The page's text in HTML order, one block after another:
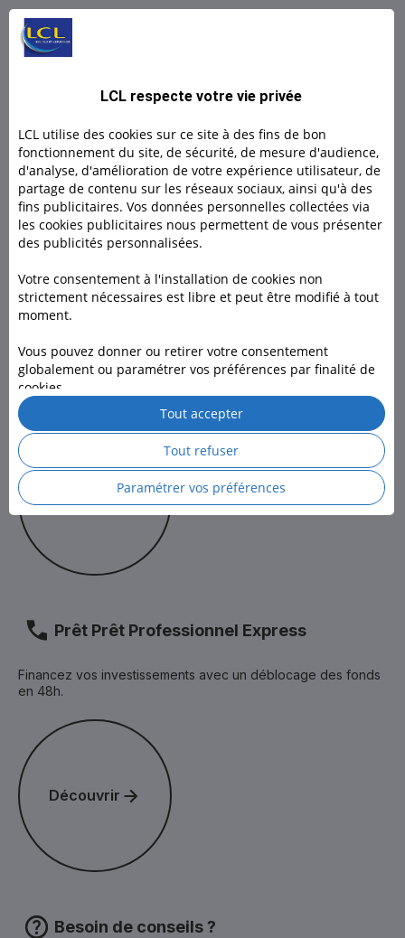
L BY LCL PRO : Un compte 100% digital
micro- entrepreneurs.
Découvrir
Découvrir
Rendez-vous dans l’une de nos 1600 agences, à domicile ou
en visio pour nous rencontrer
Découvrir
Découvrir
Prêt Prêt Professionnel Express
Financez vos investissements avec un déblocage des fonds
en 48h.
Découvrir
Découvrir
Besoin de conseils ?
LCL respecte votre vie privée
LCL utilise des cookies sur ce site à des fins de bon
fonctionnement du site, de sécurité, de mesure d'audience,
d'analyse, d'amélioration de votre expérience utilisateur, de
partage de contenu sur les réseaux sociaux, ainsi qu'à des
fins publicitaires. Vos données personnelles collectées via
les cookies publicitaires nous permettent de vous présenter
des publicités personnalisées.
Votre consentement à l'installation de cookies non
strictement nécessaires est libre et peut être modifié à tout
moment.
Vous pouvez donner ou retirer votre consentement
globalement ou paramétrer vos préférences par finalité de
cookies.
Pour en savoir plus, consultez laPolitique des cookies
la
Politique de protection des données personnelles de LCL.
Paramétrer vos préférences
Tout refuser
Tout accepter